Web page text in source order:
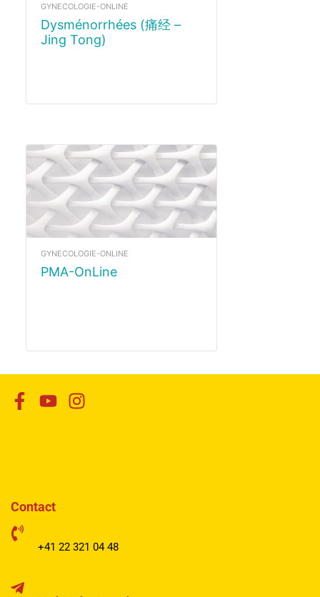
GYNECOLOGIE-ONLINE
Dysménorrhées (痛经 –
Jing Tong)
GYNECOLOGIE-ONLINE
PMA-OnLine
Contact
+41 22 321 04 48